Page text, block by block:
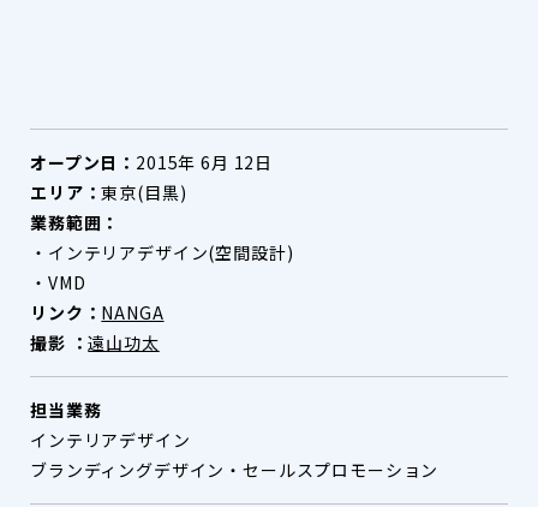
オープン日： 2015年 6月 12日
エリア：東京(目黒)
業務範囲：
・インテリアデザイン(空間設計)
・VMD
リンク： NANGA
撮影 ：遠山功太
担当業務
インテリアデザイン
ブランディングデザイン・セールスプロモーション